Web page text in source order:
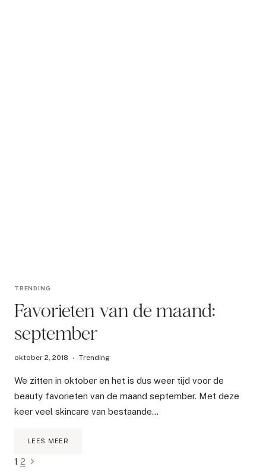
TRENDING
Favorieten van de maand:
september
oktober 2, 2018 Trending
We zitten in oktober en het is dus weer tijd voor de
beauty favorieten van de maand september. Met deze
keer veel skincare van bestaande…
LEES MEER
Paginanavigatie
1 2 Volgende